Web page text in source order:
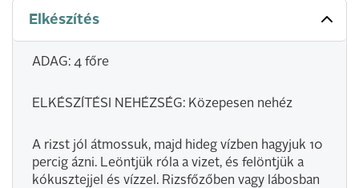
Elkészítés
ADAG: 4 főre
ELKÉSZÍTÉSI NEHÉZSÉG: Közepesen nehéz
A rizst jól átmossuk, majd hideg vízben hagyjuk 10
percig ázni. Leöntjük róla a vizet, és felöntjük a
kókusztejjel és vízzel. Rizsfőzőben vagy lábosban